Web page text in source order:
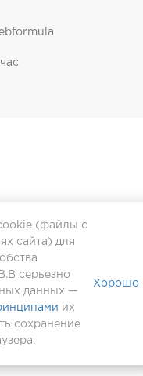
(файлы с
сайта) для
серьезно
данных —
их
сохранение
Хорошо